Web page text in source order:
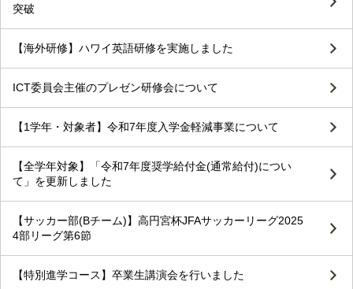
突破
【海外研修】ハワイ英語研修を実施しました
ICT委員会主催のプレゼン研修会について
【1学年・対象者】令和7年度入学金軽減事業について
【全学年対象】「令和7年度奨学給付金(通常給付)につい
て」を更新しました
【サッカー部(Bチーム)】高円宮杯JFAサッカーリーグ2025
4部リーグ第6節
【特別進学コース】卒業生講演会を行いました